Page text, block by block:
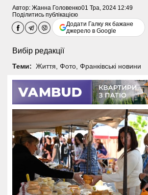
Автор: Жанна Головенко01 Тра, 2024 12:49
Поділитись публікацією
Додати Галку як бажане
джерело в Google
Вибір редакції
Теми: Життя Фото, Франківські новини